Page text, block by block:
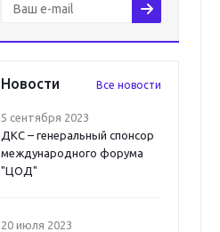
Новости Все новости
5 сентября 2023
ДКС – генеральный спонсор
международного форума
"ЦОД"
20 июля 2023